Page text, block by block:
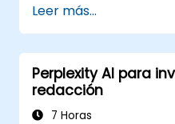
Utilizar Perplexity
estudiantes y
Explorar el
aprendizaje
Leer más...
Perplexity AI para
redacción
7 Horas